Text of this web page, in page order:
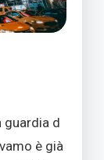
guardia d
è già